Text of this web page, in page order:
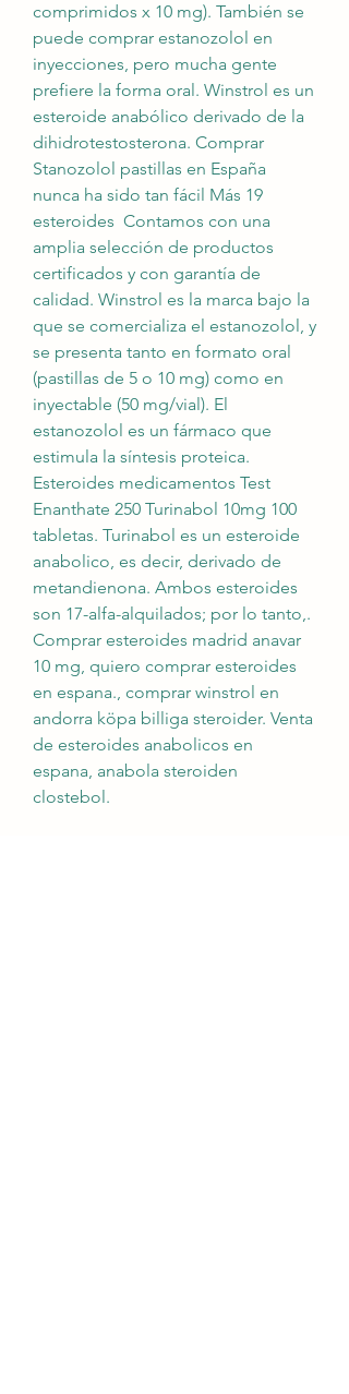
comprimidos x 10 mg). También se
puede comprar estanozolol en
inyecciones, pero mucha gente
prefiere la forma oral. Winstrol es un
esteroide anabólico derivado de la
dihidrotestosterona. Comprar
Stanozolol pastillas en España
nunca ha sido tan fácil Más 19
esteroides  Contamos con una
amplia selección de productos
certificados y con garantía de
calidad. Winstrol es la marca bajo la
que se comercializa el estanozolol, y
se presenta tanto en formato oral
(pastillas de 5 o 10 mg) como en
inyectable (50 mg/vial). El
estanozolol es un fármaco que
estimula la síntesis proteica.
Esteroides medicamentos Test
Enanthate 250 Turinabol 10mg 100
tabletas. Turinabol es un esteroide
anabolico, es decir, derivado de
metandienona. Ambos esteroides
son 17-alfa-alquilados; por lo tanto,.
Comprar esteroides madrid anavar
10 mg, quiero comprar esteroides
en espana., comprar winstrol en
andorra köpa billiga steroider. Venta
de esteroides anabolicos en
espana, anabola steroiden
clostebol.